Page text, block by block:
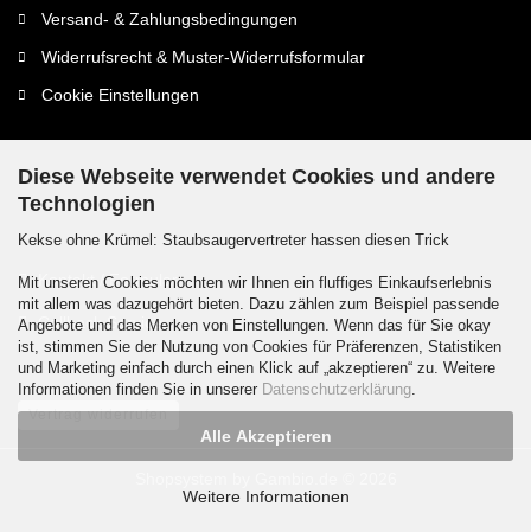
Diese Webseite verwendet Cookies und andere
Technologien
Kekse ohne Krümel: Staubsaugervertreter hassen diesen Trick
Mit unseren Cookies möchten wir Ihnen ein fluffiges Einkaufserlebnis
mit allem was dazugehört bieten. Dazu zählen zum Beispiel passende
Angebote und das Merken von Einstellungen. Wenn das für Sie okay
ist, stimmen Sie der Nutzung von Cookies für Präferenzen, Statistiken
und Marketing einfach durch einen Klick auf „akzeptieren“ zu. Weitere
Informationen finden Sie in unserer Datenschutzerklärung.
Alle Akzeptieren
Weitere Informationen
Versand- & Zahlungsbedingungen
Widerrufsrecht & Muster-Widerrufsformular
Cookie Einstellungen
Kontaktdaten
Kontakt / Formular
Callback Service
Vertrag widerrufen